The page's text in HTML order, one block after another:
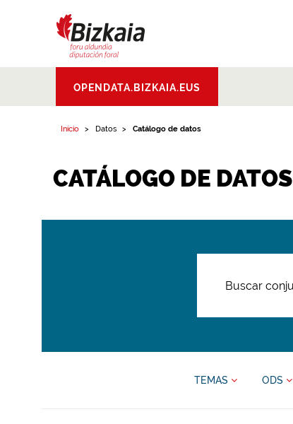
Aldundia.Diputacion
Foral de Bizkaia
OPENDATA.BIZKAIA.EUS
Inicio Datos Catálogo de datos
CATÁLOGO DE DATOS
TEMAS ODS